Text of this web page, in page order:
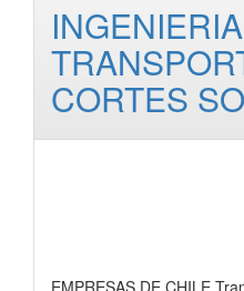
CORTES
EMPRESAS DE CHILE